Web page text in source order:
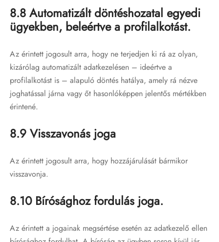
8.8 Automatizált döntéshozatal egyedi
ügyekben, beleértve a profilalkotást.
Az érintett jogosult arra, hogy ne terjedjen ki rá az olyan,
kizárólag automatizált adatkezelésen – ideértve a
profilalkotást is – alapuló döntés hatálya, amely rá nézve
joghatással járna vagy őt hasonlóképpen jelentős mértékben
érintené.
8.9 Visszavonás joga
Az érintett jogosult arra, hogy hozzájárulását bármikor
visszavonja.
8.10 Bírósághoz fordulás joga.
Az érintett a jogainak megsértése esetén az adatkezelő ellen